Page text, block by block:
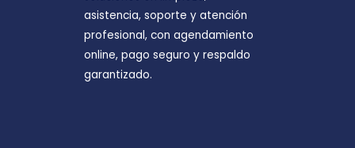
asistencia, soporte y atención
profesional, con agendamiento
online, pago seguro y respaldo
garantizado.